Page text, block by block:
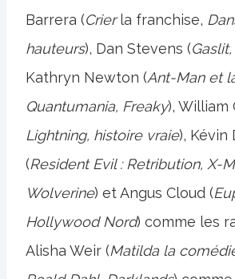
Barrera (Crierla franchise,
hauteurs), Dan Stevens (
Kathryn Newton (Ant-Man et
Quantumania, Freaky), William
Lightning, histoire vraie), Kévin
(Resident Evil : Retribution, X-
Wolverine) et Angus Cloud (
Hollywood Nord) comme les
Alisha Weir (Matilda la